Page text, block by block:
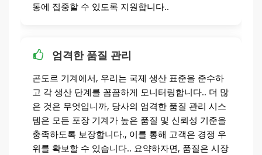
동에 집중할 수 있도록 지원합니다..
엄격한 품질 관리
곤도르 기계에서, 우리는 국제 생산 표준을 준수하
고 각 생산 단계를 꼼꼼하게 모니터링합니다.. 더 많
은 것은 무엇입니까, 당사의 엄격한 품질 관리 시스
템은 모든 포장 기계가 높은 품질 및 신뢰성 기준을
충족하도록 보장합니다., 이를 통해 고객은 경쟁 우
위를 확보할 수 있습니다.. 요약하자면, 품질은 시장